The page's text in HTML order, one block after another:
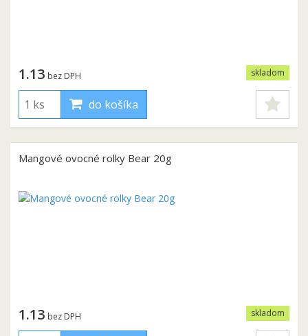
skladom
1.13 bez DPH
do košíka
Mangové ovocné rolky Bear 20g
skladom
1.13 bez DPH